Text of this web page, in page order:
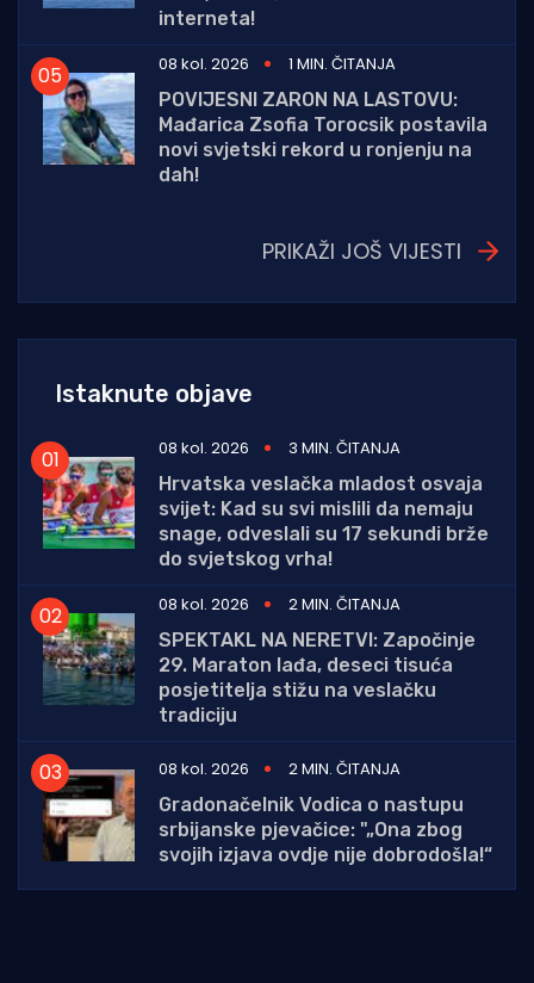
interneta!
08 kol. 2026
1 MIN. ČITANJA
POVIJESNI ZARON NA LASTOVU:
Mađarica Zsofia Torocsik postavila
novi svjetski rekord u ronjenju na
dah!
PRIKAŽI JOŠ VIJESTI
Istaknute objave
08 kol. 2026
3 MIN. ČITANJA
Hrvatska veslačka mladost osvaja
svijet: Kad su svi mislili da nemaju
snage, odveslali su 17 sekundi brže
do svjetskog vrha!
08 kol. 2026
2 MIN. ČITANJA
SPEKTAKL NA NERETVI: Započinje
29. Maraton lađa, deseci tisuća
posjetitelja stižu na veslačku
tradiciju
08 kol. 2026
2 MIN. ČITANJA
Gradonačelnik Vodica o nastupu
srbijanske pjevačice: "„Ona zbog
svojih izjava ovdje nije dobrodošla!“